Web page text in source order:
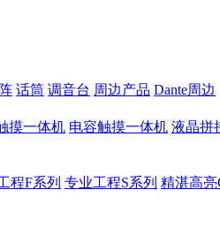
话筒 调音台 周边产品 Dante周边
摸一体机 电容触摸一体机 液晶拼
程F系列 专业工程S系列 精湛高亮